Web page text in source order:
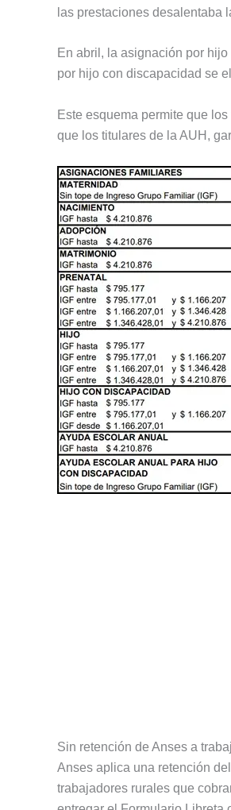
las prestaciones desalentaba
En abril, la asignación por
por hijo con discapacidad se
Este esquema permite que
que los titulares de la AUH,
Sin retención de Anses a
Anses aplica una retención
trabajadores rurales que